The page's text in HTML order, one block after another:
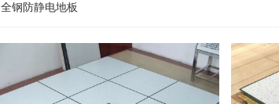
全钢防静电地板